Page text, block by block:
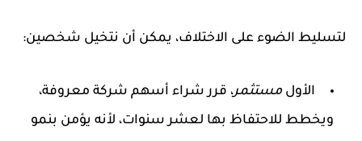
لتسليط الضوء على الاختلاف، يمكن أن نتخيل شخصين:
الأول مستثمر، قرر شراء أسهم شركة معروفة،
ويخطط للاحتفاظ بها لعشر سنوات، لأنه يؤمن بنمو